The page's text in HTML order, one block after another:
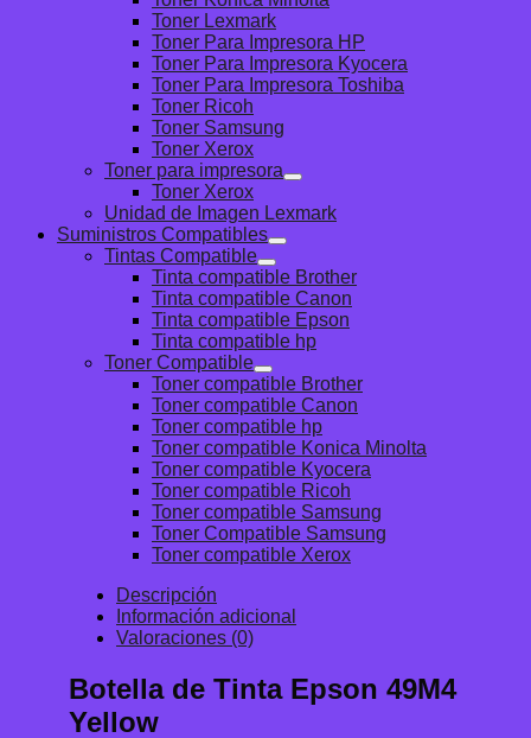
Toner Lexmark
Toner Para Impresora HP
Toner Para Impresora Kyocera
Toner Para Impresora Toshiba
Toner Ricoh
Toner Samsung
Toner Xerox
Toner para impresora
Toner Xerox
Unidad de Imagen Lexmark
Suministros Compatibles
Tintas Compatible
Tinta compatible Brother
Tinta compatible Canon
Tinta compatible Epson
Tinta compatible hp
Toner Compatible
Toner compatible Brother
Toner compatible Canon
Toner compatible hp
Toner compatible Konica Minolta
Toner compatible Kyocera
Toner compatible Ricoh
Toner compatible Samsung
Toner Compatible Samsung
Toner compatible Xerox
Descripción
Información adicional
Valoraciones (0)
Botella de Tinta Epson 49M4
Yellow